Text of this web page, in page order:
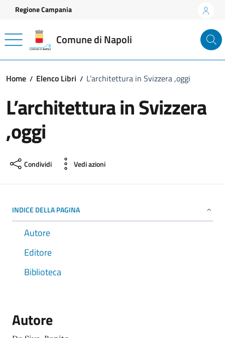
Vai ai contenuti
Vai al footer
Regione Campania
Comune di Napoli
Home Elenco Libri L’architettura in Svizzera ,oggi
L’architettura in Svizzera
,oggi
Condividi Vedi azioni
INDICE DELLA PAGINA
Autore
Editore
Biblioteca
Autore